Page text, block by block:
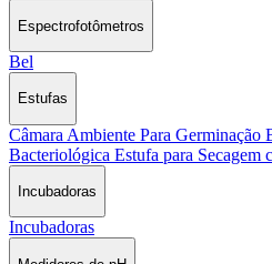
Espectrofotômetros
Bel
Estufas
Câmara Ambiente Para Germinação
Bacteriológica Estufa para Secagem
Incubadoras
Incubadoras